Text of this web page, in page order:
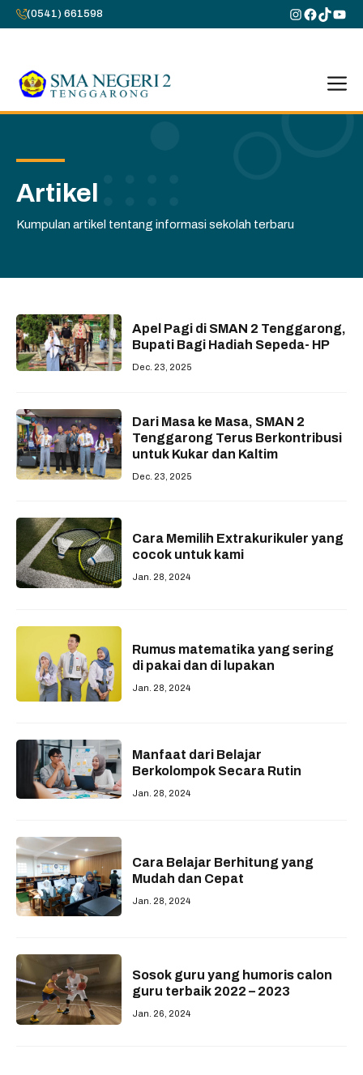
Skip
to
(0541) 661598 Instagram
TikTok
Artikel
Kumpulan artikel tentang informasi sekolah terbaru
Apel Pagi di SMAN 2 Tenggarong,
Bupati Bagi Hadiah Sepeda- HP
Dec. 23, 2025
Dari Masa ke Masa, SMAN 2
Tenggarong Terus Berkontribusi
untuk Kukar dan Kaltim
Dec. 23, 2025
Cara Memilih Extrakurikuler yang
cocok untuk kami
Jan. 28, 2024
Rumus matematika yang sering
di pakai dan di lupakan
Jan. 28, 2024
Manfaat dari Belajar
Berkolompok Secara Rutin
Jan. 28, 2024
Cara Belajar Berhitung yang
Mudah dan Cepat
Jan. 28, 2024
Sosok guru yang humoris calon
guru terbaik 2022 – 2023
Jan. 26, 2024